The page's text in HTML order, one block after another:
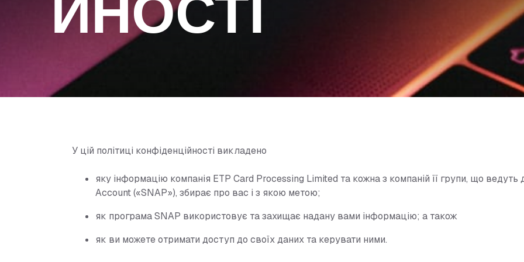
Доступ та безпека
Парковка біля депо
У цій політиці конфіденційності викладено
яку інформацію компанія ETP Card Processing Limited та кожна з компаній її групи, що ведуть
Account («SNAP»), збирає про вас і з якою метою;
як програма SNAP використовує та захищає надану вами інформацію; а також
як ви можете отримати доступ до своїх даних та керувати ними.